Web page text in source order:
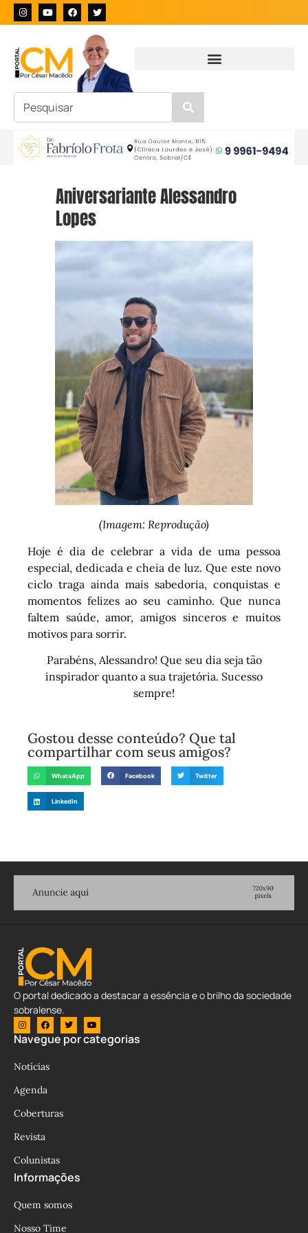
Aniversariante Alessandro
Lopes
(Imagem: Reprodução)
Hoje é dia de celebrar a vida de uma pessoa
especial, dedicada e cheia de luz. Que este novo
ciclo traga ainda mais sabedoria, conquistas e
momentos felizes ao seu caminho. Que nunca
faltem saúde, amor, amigos sinceros e muitos
motivos para sorrir.
Parabéns, Alessandro! Que seu dia seja tão
inspirador quanto a sua trajetória. Sucesso
sempre!
Gostou desse conteúdo? Que tal
compartilhar com seus amigos?
WhatsApp Facebook Twitter
LinkedIn
O portal dedicado a destacar a essência e o brilho da sociedade
sobralense.
Navegue por categorias
Notícias
Agenda
Coberturas
Revista
Colunistas
Informações
Quem somos
Nosso Time